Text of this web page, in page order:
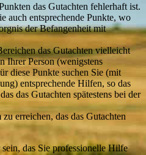
das Gutachten fehlerhaft ist.
auch entsprechende Punkte, wo
der Befangenheit mit
das Gutachten vielleicht
Ihrer Person (wenigstens
diese Punkte suchen Sie (mit
entsprechende Hilfen, so das
das Gutachten spätestens bei der
erreichen, das das Gutachten
das Sie professionelle Hilfe